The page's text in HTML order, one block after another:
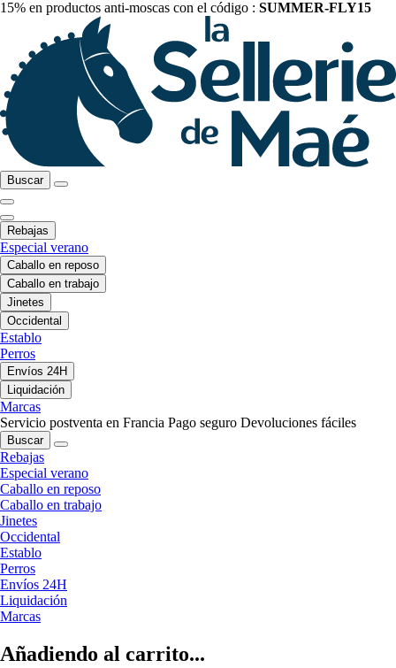
15% en productos anti-moscas con el código : SUMMER-FLY15
Buscar
Rebajas
Especial verano
Caballo en reposo
Caballo en trabajo
Jinetes
Occidental
Establo
Perros
Envíos 24H
Liquidación
Marcas
Servicio postventa en Francia Pago seguro Devoluciones fáciles
Buscar
Rebajas
Especial verano
Caballo en reposo
Caballo en trabajo
Jinetes
Occidental
Establo
Perros
Envíos 24H
Liquidación
Marcas
Añadiendo al carrito...